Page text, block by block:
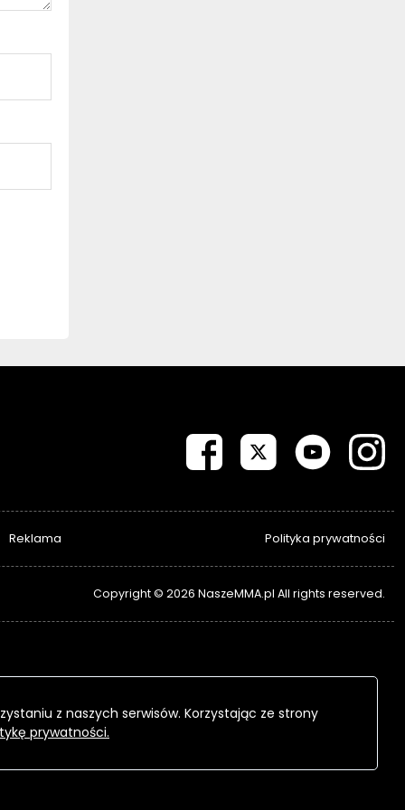
Reklama Polityka prywatności
Copyright © 2026 NaszeMMA.pl All rights reserved.
z naszych serwisów. Korzystając ze strony
prywatności.